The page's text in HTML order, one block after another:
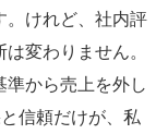
。けれど、社内評
変わりません。
準から売上を外し
信頼だけが、私